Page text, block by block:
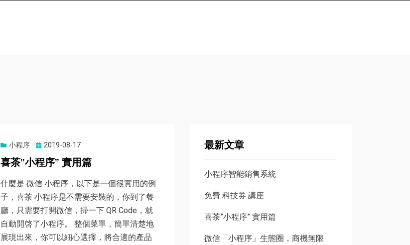
小程序
Posted
on
2019-08-17
喜茶”小程序” 實用篇
什麼是 微信 小程序，以下是一個很實用的例
子，喜茶 小程序是不需要安裝的，你到了餐
廳，只需要打開微信，掃一下 QR Code，就
自動開啓了小程序。 整個菜單，簡單清楚地
展現出來，你可以細心選擇，將合適的產品
最新文章
小程序智能銷售系統
免費 科技券 講座
喜茶”小程序” 實用篇
微信「小程序」生態圈，商機無限